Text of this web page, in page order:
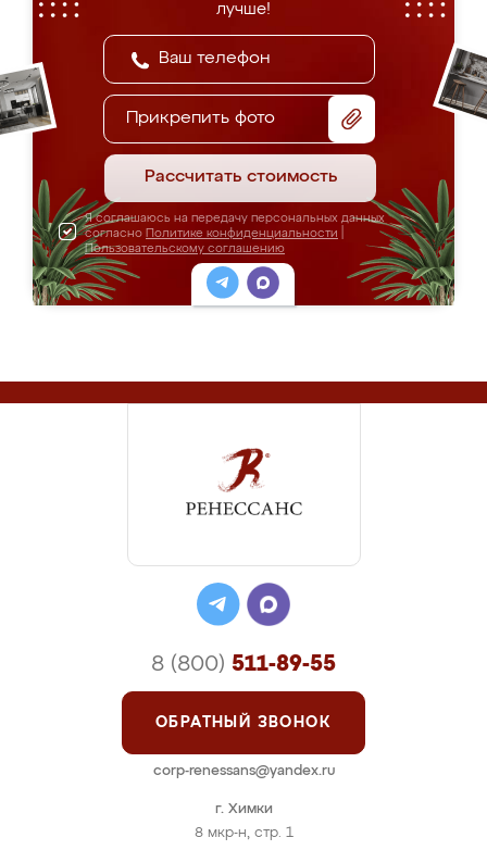
лучше!
Прикрепить фото
Рассчитать стоимость
Я соглашаюсь на передачу персональных данных
согласно Политике конфиденциальности
Пользовательскому соглашению
г. Химки
8 мкр-н, стр. 1
8 (800) 511-89-55
ОБРАТНЫЙ ЗВОНОК
corp-renessans@yandex.ru